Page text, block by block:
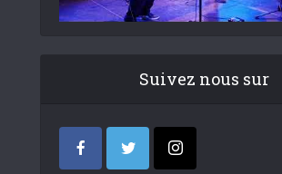
Suivez nous sur